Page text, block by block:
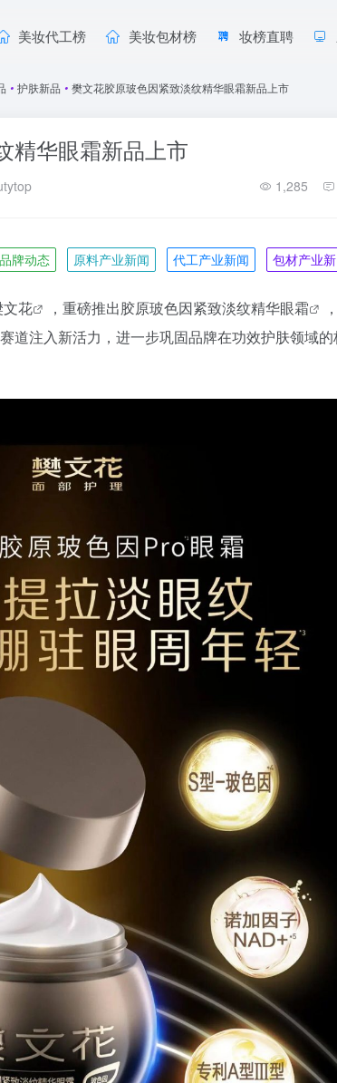
美妆代工榜 美妆包材榜 妆榜直聘
• 护肤新品 • 樊文花胶原玻色因紧致淡纹精华眼霜新品上市
精华眼霜新品上市
1,285
品牌动态 原料产业新闻 代工产业新闻 包材产业
文花 ，重磅推出胶原玻色因紧致淡纹精华眼霜
道注入新活力，进一步巩固品牌在功效护肤领域